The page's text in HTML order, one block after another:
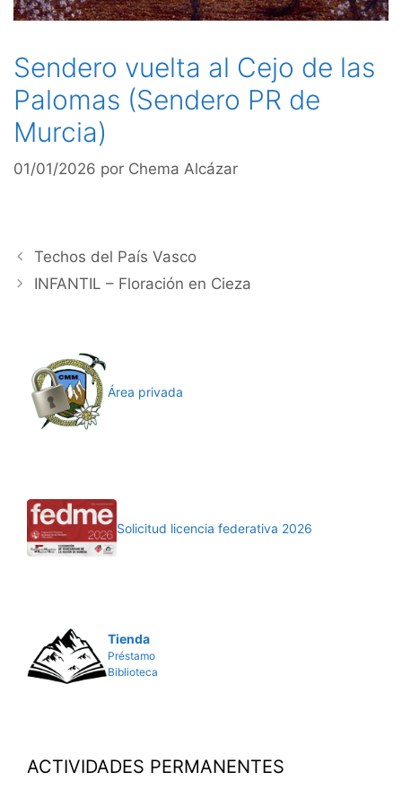
Sendero vuelta al Cejo de las
Palomas (Sendero PR de
Murcia)
01/01/2026 por Chema Alcázar
Techos del País Vasco
INFANTIL – Floración en Cieza
Área privada
Solicitud licencia federativa 2026
Tienda
Préstamo
Biblioteca
ACTIVIDADES PERMANENTES